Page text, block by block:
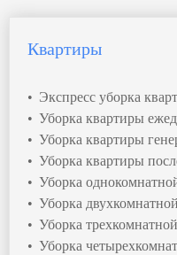
Квартиры
Экспресс уборка
Уборка квартиры
Уборка квартиры
Уборка квартиры
Уборка
Уборка
Уборка
Уборка